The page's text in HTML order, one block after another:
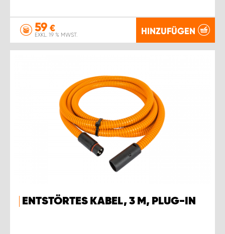
59 €
EXKL. 19 % MWST. HINZUFÜGEN
ENTSTÖRTES KABEL, 3 M, PLUG-IN